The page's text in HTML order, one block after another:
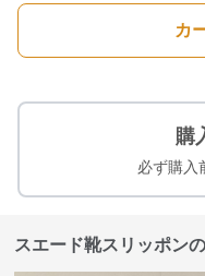
カ
購
必ず購入
スエード靴スリッポン